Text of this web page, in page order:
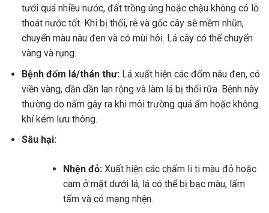
tưới quá nhiều nước, đất trồng úng hoặc chậu không có lỗ
thoát nước tốt. Khi bị thối, rễ và gốc cây sẽ mềm nhũn,
chuyển màu nâu đen và có mùi hôi. Lá cây có thể chuyển
vàng và rụng.
Bệnh đốm lá/thán thư: Lá xuất hiện các đốm nâu đen, có
viền vàng, dần dần lan rộng và làm lá bị thối rữa. Bệnh này
thường do nấm gây ra khi môi trường quá ẩm hoặc không
khí kém lưu thông.
Sâu hại:
Nhện đỏ:Xuất hiện các chấm li ti màu đỏ hoặc
cam ở mặt dưới lá, lá có thể bị bạc màu, lấm
tấm và có mạng nhện.